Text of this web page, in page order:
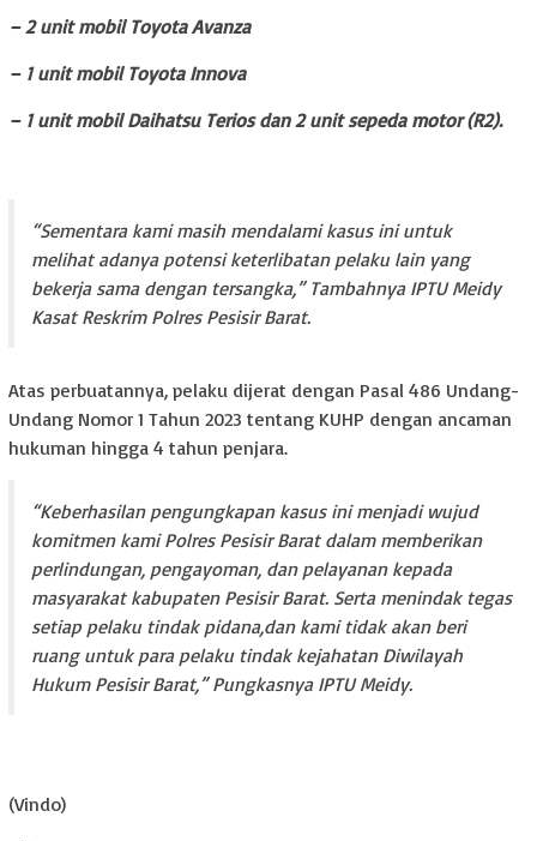
– 2 unit mobil Toyota Avanza
– 1 unit mobil Toyota Innova
– 1 unit mobil Daihatsu Terios dan 2 unit sepeda motor (R2).
“Sementara kami masih mendalami kasus ini untuk
melihat adanya potensi keterlibatan pelaku lain yang
bekerja sama dengan tersangka,” Tambahnya IPTU Meidy
Kasat Reskrim Polres Pesisir Barat.
Atas perbuatannya, pelaku dijerat dengan Pasal 486 Undang-
Undang Nomor 1 Tahun 2023 tentang KUHP dengan ancaman
hukuman hingga 4 tahun penjara.
“Keberhasilan pengungkapan kasus ini menjadi wujud
komitmen kami Polres Pesisir Barat dalam memberikan
perlindungan, pengayoman, dan pelayanan kepada
masyarakat kabupaten Pesisir Barat. Serta menindak tegas
setiap pelaku tindak pidana,dan kami tidak akan beri
ruang untuk para pelaku tindak kejahatan Diwilayah
Hukum Pesisir Barat,” Pungkasnya IPTU Meidy.
(Vindo)